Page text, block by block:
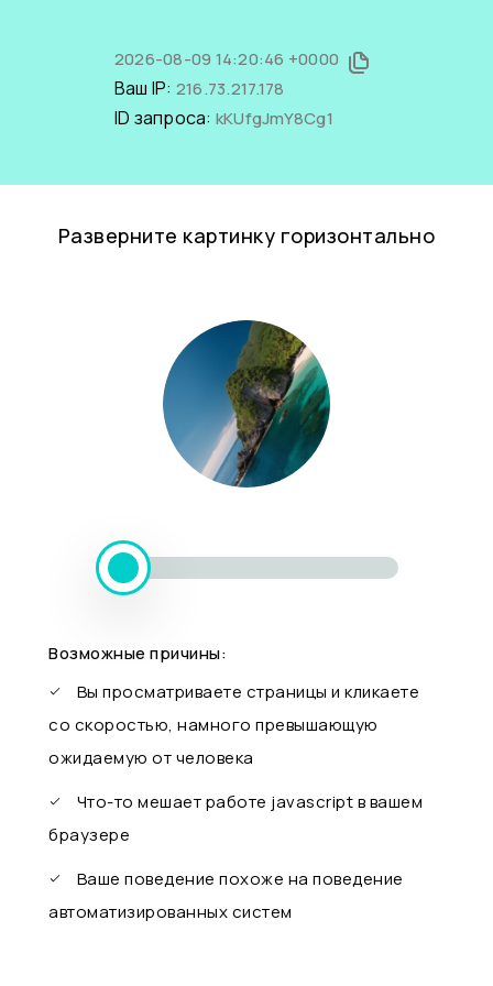
2026-08-09 14:20:46 +0000
Ваш IP: 216.73.217.178
ID запроса: kKUfgJmY8Cg1
Разверните картинку горизонтально
Возможные причины:
Вы просматриваете страницы и кликаете
со скоростью, намного превышающую
ожидаемую от человека
Что-то мешает работе javascript в вашем
браузере
Ваше поведение похоже на поведение
автоматизированных систем